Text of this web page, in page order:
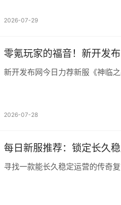
2026-07-29
零氪玩家的福音！新开发
新开发布网今日力荐新服《神临
2026-07-28
每日新服推荐：锁定长久
寻找一款能长久稳定运营的传奇